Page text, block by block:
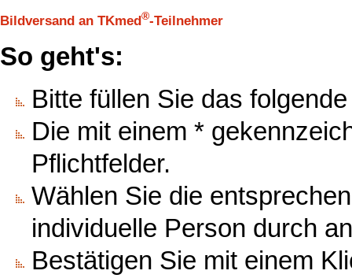
Bildversand an TKmed®-Teilnehmer
So geht's:
Bitte füllen Sie das
Die mit einem *
Pflichtfelder.
Wählen Sie die
individuelle Person durch
Bestätigen Sie mit einem